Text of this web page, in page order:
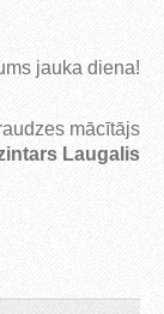
jauka diena!
mācītājs
Laugalis